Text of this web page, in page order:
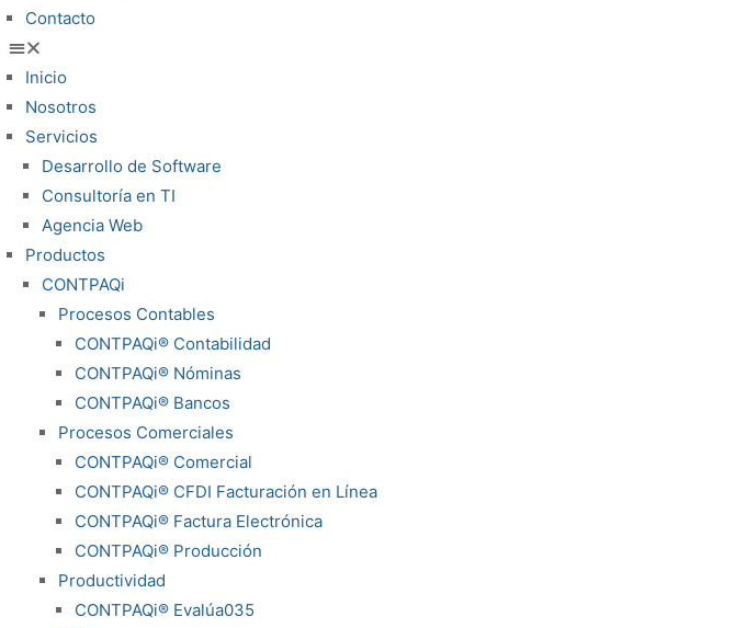
Contacto
Inicio
Nosotros
Servicios
Desarrollo de Software
Consultoría en TI
Agencia Web
Productos
CONTPAQi
Procesos Contables
CONTPAQi® Contabilidad
CONTPAQi® Nóminas
CONTPAQi® Bancos
Procesos Comerciales
CONTPAQi® Comercial
CONTPAQi® CFDI Facturación en Línea
CONTPAQi® Factura Electrónica
CONTPAQi® Producción
Productividad
CONTPAQi® Evalúa035